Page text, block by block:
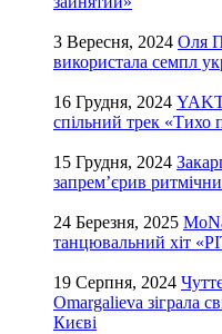
3 Вересня, 2024 Оля
використала семпл
16 Грудня, 2024
спільний трек «Тихо
15 Грудня, 2024
запрем’єрив
24 Березня, 2025
танцювальний хіт
19 Серпня, 2024
Omargalieva зіграла
Києві